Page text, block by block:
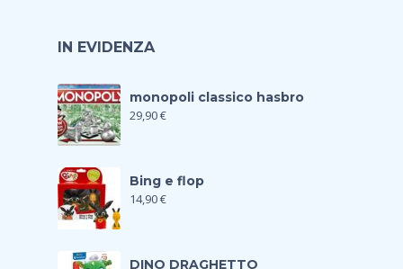
IN EVIDENZA
monopoli classico hasbro
29,90€
Bing e flop
14,90€
DINO DRAGHETTO